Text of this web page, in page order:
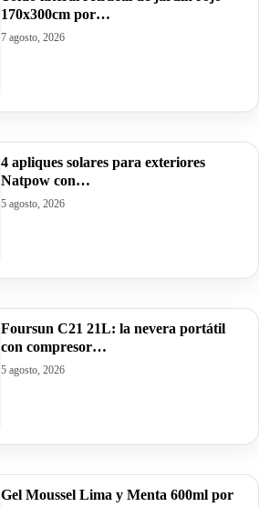
170x300cm por…
7 agosto, 2026
4 apliques solares para exteriores
Natpow con…
5 agosto, 2026
Foursun C21 21L: la nevera portátil
con compresor…
5 agosto, 2026
Gel Moussel Lima y Menta 600ml por